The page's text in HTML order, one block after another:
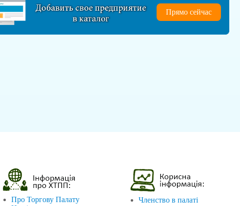
Прямо сейчас
Про Торгову Палату
Членство в палаті